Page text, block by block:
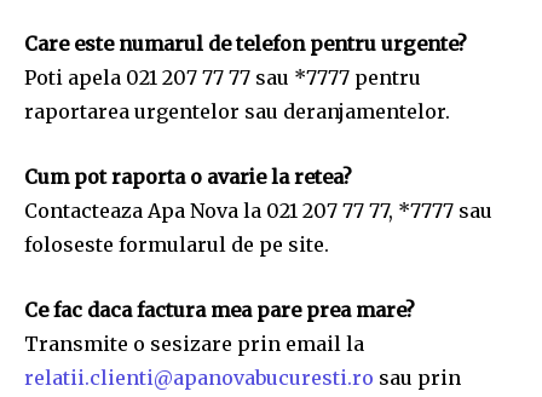
Care este numarul de telefon pentru urgente?
Poti apela 021 207 77 77 sau *7777 pentru
raportarea urgentelor sau deranjamentelor.
Cum pot raporta o avarie la retea?
Contacteaza Apa Nova la 021 207 77 77, *7777 sau
foloseste formularul de pe site.
Ce fac daca factura mea pare prea mare?
Transmite o sesizare prin email la
relatii.clienti@apanovabucuresti.ro sau prin